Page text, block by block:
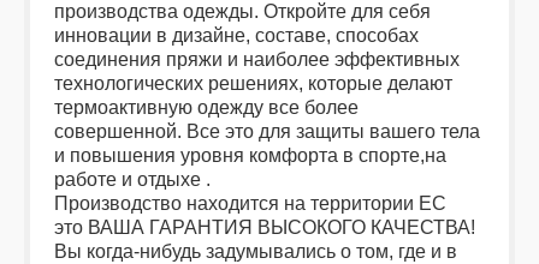
производства одежды. Откройте для себя
инновации в дизайне, составе, способах
соединения пряжи и наиболее эффективных
технологических решениях, которые делают
термоактивную одежду все более
совершенной. Все это для защиты вашего тела
и повышения уровня комфорта в спорте,на
работе и отдыхе .
Производство находится на территории ЕС
это ВАША ГАРАНТИЯ ВЫСОКОГО КАЧЕСТВА!
Вы когда-нибудь задумывались о том, где и в